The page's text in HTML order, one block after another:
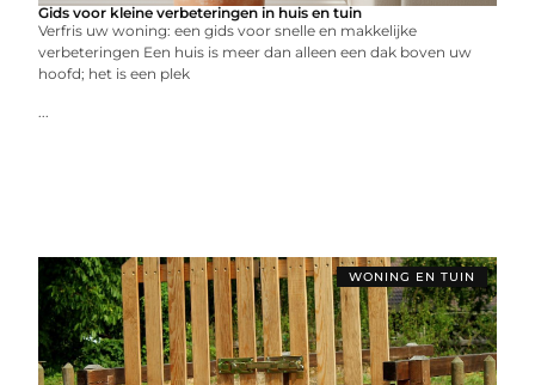
Gids voor kleine verbeteringen in huis en tuin
Verfris uw woning: een gids voor snelle en makkelijke
verbeteringen Een huis is meer dan alleen een dak boven uw
hoofd; het is een plek
...
WONING EN TUIN